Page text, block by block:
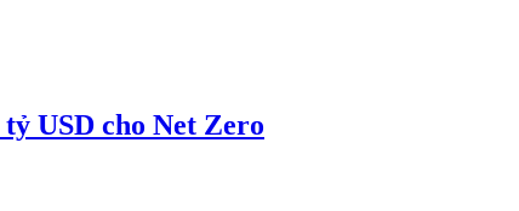
USD cho Net Zero